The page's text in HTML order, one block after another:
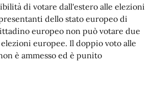
di votare dall'estero alle elezioni
dello stato europeo di
europeo non può votare due
europee. Il doppio voto alle
è ammesso ed è punito